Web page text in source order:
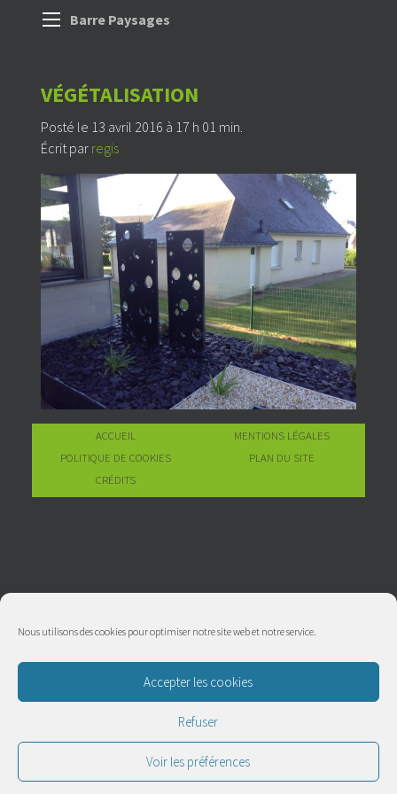
Nous utilisons des cookies pour optimiser notre site web et notre service.
Accepter les cookies
Refuser
Voir les préférences
Barre Paysages
VÉGÉTALISATION
Posté le 13 avril 2016 à 17 h 01 min.
Écrit par regis
ACCUEIL
MENTIONS LÉGALES
POLITIQUE DE COOKIES
PLAN DU SITE
CRÉDITS